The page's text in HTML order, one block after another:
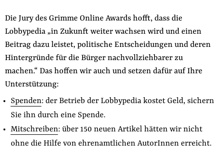
Die Jury des Grimme Online Awards hofft, dass die
Lobbypedia „in Zukunft weiter wachsen wird und einen
Beitrag dazu leistet, politische Entscheidungen und deren
Hintergründe für die Bürger nachvollziehbarer zu
machen.“ Das hoffen wir auch und setzen dafür auf Ihre
Unterstützung:
Spenden: der Betrieb der Lobbypedia kostet Geld, sichern
Sie ihn durch eine Spende.
Mitschreiben: über 150 neuen Artikel hätten wir nicht
ohne die Hilfe von ehrenamtlichen AutorInnen erreicht.